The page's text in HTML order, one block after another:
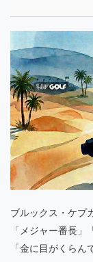
ブルックス・ケプ
「メジャー番長
「金に目がくらん